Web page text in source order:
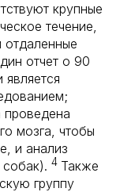
крупные
течение,
отдаленные
отчет о 90
мозга, чтобы
и анализ
4 Также
группу